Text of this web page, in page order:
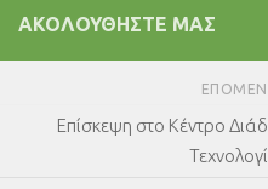
ΑΚΟΛΟΥΘΉΣΤΕ ΜΑΣ
Επίσκεψη στο Κέντρο